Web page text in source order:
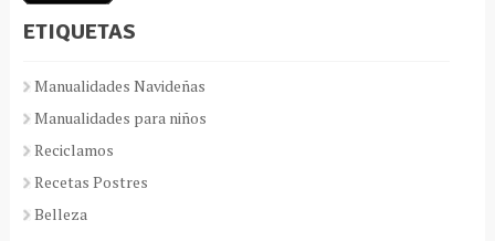
ETIQUETAS
Manualidades Navideñas
Manualidades para niños
Reciclamos
Recetas Postres
Belleza